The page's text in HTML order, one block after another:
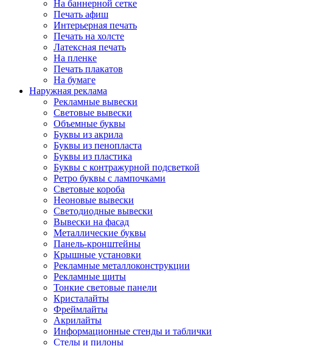
На баннерной сетке
Печать афиш
Интерьерная печать
Печать на холсте
Латексная печать
На пленке
Печать плакатов
На бумаге
Наружная реклама
Рекламные вывески
Световые вывески
Объемные буквы
Буквы из акрила
Буквы из пенопласта
Буквы из пластика
Буквы с контражурной подсветкой
Ретро буквы с лампочками
Световые короба
Неоновые вывески
Светодиодные вывески
Вывески на фасад
Металлические буквы
Панель-кронштейны
Крышные установки
Рекламные металлоконструкции
Рекламные щиты
Тонкие световые панели
Кристалайты
Фреймлайты
Акрилайты
Информационные стенды и таблички
Стелы и пилоны